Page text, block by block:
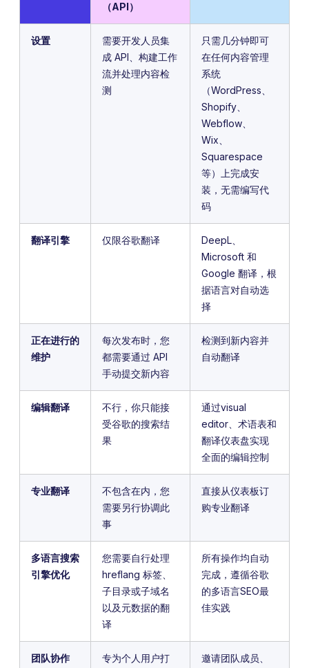
（API）
设置
需要开发人员集
成 API、构建工作
流并处理内容检
测
只需几分钟即可
在任何内容管理
系统
（WordPress、
Shopify、
Webflow、
Wix、
Squarespace
等）上完成安
装，无需编写代
码
翻译引擎 仅限谷歌翻译
DeepL、
Microsoft 和
Google 翻译，根
据语言对自动选
择
正在进行的
维护
每次发布时，您
都需要通过 API
手动提交新内容
检测到新内容并
自动翻译
编辑翻译
不行，你只能接
受谷歌的搜索结
果
通过visual
editor、术语表和
翻译仪表盘实现
全面的编辑控制
专业翻译
不包含在内，您
需要另行协调此
事
直接从仪表板订
购专业翻译
多语言搜索
引擎优化
您需要自行处理
hreflang 标签、
子目录或子域名
以及元数据的翻
译
所有操作均自动
完成，遵循谷歌
的多语言SEO最
佳实践
团队协作
专为个人用户打
邀请团队成员、